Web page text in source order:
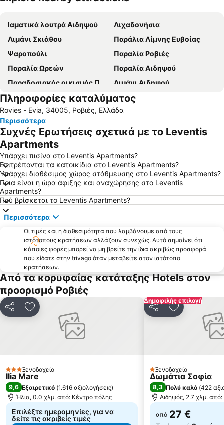
Ανάπτυξη χάρτη
Ιαματικά λουτρά Αιδηψού
Λιχαδονήσια
Λιμάνι Σκιάθου
Παράλια Λίμνης Ευβοίας
Ψαροπούλι
Παραλία Ροβιές
Παραλία Ωρεών
Παραλία Αιδηψού
Παραδοσιακός οικισμός Παλαιό Τρίκερι-Παναγία
Λιμάνι Αιδηψού
Κατηγιώργης
Πευκί
Πήλι
Παραλία Νέας Αρτάκης
Χόρτο
Αγκάλη
Μικρό
Γλύφα
Skiathos Town
Ήλια
Λιμνιώνα Μεσοχωρίου
Aλυκές
Καμένα Βούρλα
Κανατάδικα
Παραδοσιακός οικισμός Αγίας Κυριακής
Γαλήνη-Καμένα Βούρλα
Το Σπίτι του Παπαδιαμάντη
Αχλάδι - Φραγκάκη
Γιάλτρα
Ιερά Μονή Οσίου Δαυίδ
Ταύρος Ωρεών
Ιερό Αρτέμιδας Προσηώας
Κοχύλι
Κυμάσι
Παραδοσιακός οικισμός Τρικερίου
ΚΤΕΛ Σκιάθου
Παλιά Γέφυρα Χαλκίδας
Καστρί
Χαιρώνεια
Παραλία Κουρέντι
Πληροφορίες καταλύματος
Rovies - Εvia, 34005, Ροβιές, Ελλάδα
Περισσότερα
Συχνές Ερωτήσεις σχετικά με το Leventis
Apartments
Υπάρχει πισίνα στο Leventis Apartments?
Επιτρέπονται τα κατοικίδια στο Leventis Apartments?
Υπάρχει διαθέσιμος χώρος στάθμευσης στο Leventis Apartments?
Ποια είναι η ώρα άφιξης και αναχώρησης στο Leventis
Apartments?
Πού βρίσκεται το Leventis Apartments?
Περισσότερα
Οι τιμές και η διαθεσιμότητα που λαμβάνουμε από τους
ιστότοπους κρατήσεων αλλάζουν συνεχώς. Αυτό σημαίνει ότι
κάποιες φορές μπορεί να μη βρείτε την ίδια ακριβώς προσφορά
που είδατε στην trivago όταν μεταβείτε στον ιστότοπο
κρατήσεων.
Από τα κορυφαίας κατάταξης Hotels στον
προορισμό Ροβιές
ΚοινοποίησηΠροσθήκη στα αγαπημένα
3 ΑστέριαΞενοδοχείο
Ilia Mare
9,6 Εξαιρετικό (1.616 αξιολογήσεις)
Ήλια, 0.0 χλμ. από: Κέντρο πόλης
Επιλέξτε ημερομηνίες, για να
δείτε τις ακριβείς τιμές
Δημοφιλής επιλογή
ΚοινοποίησηΠροσθήκη
1 Αστέρια
Ξενοδοχείο
Δωμάτια Σοφία
8,3 Πολύ καλό (422
Αιδηψός, 2.7 χλμ.
από 27 €